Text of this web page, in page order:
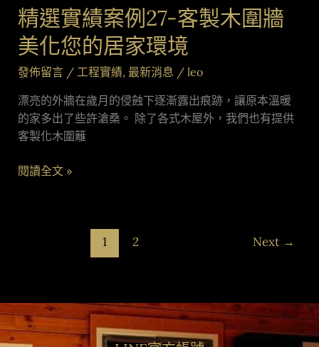
精選實績案例27-客製木圍牆
美化您的居家環境
發佈留言 / 工程實績, 最新消息 / leo
漂亮的外牆在歲月的侵蝕下逐漸露出痕跡，讓原本溫暖
的家多出了些許滄桑。 除了各式木屋外，我們也有提供
客製化木圍籬
精
選
實
績
例
27-
客
木
家
環
閱讀全文 »
1 2 Next →